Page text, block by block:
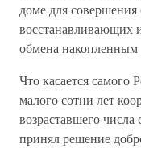
доме для
восстанавливающих
обмена накопленным
Что касается самого
малого сотни лет
возраставшего числа
принял решение